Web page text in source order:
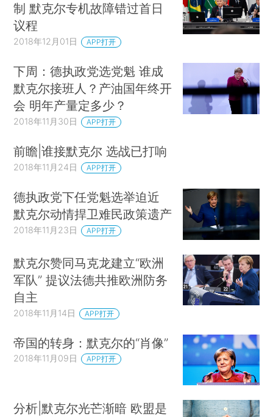
制 默克尔专机故障错过首日
议程
2018年12月01日 APP打开
下周：德执政党选党魁 谁成
默克尔接班人？产油国年终开
会 明年产量定多少？
2018年11月30日 APP打开
前瞻|谁接默克尔 选战已打响
2018年11月24日 APP打开
德执政党下任党魁选举迫近
默克尔动情捍卫难民政策遗产
2018年11月23日 APP打开
默克尔赞同马克龙建立“欧洲
军队” 提议法德共推欧洲防务
自主
2018年11月14日 APP打开
帝国的转身：默克尔的“肖像”
2018年11月09日 APP打开
分析|默克尔光芒渐暗 欧盟是